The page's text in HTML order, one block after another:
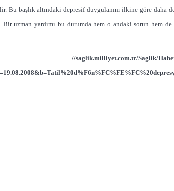
Bu başlık altındaki depresif duygulanım ilkine göre daha
uzman yardımı bu durumda hem o andaki sorun hem
//saglik.milliyet.com.tr/Saglik/